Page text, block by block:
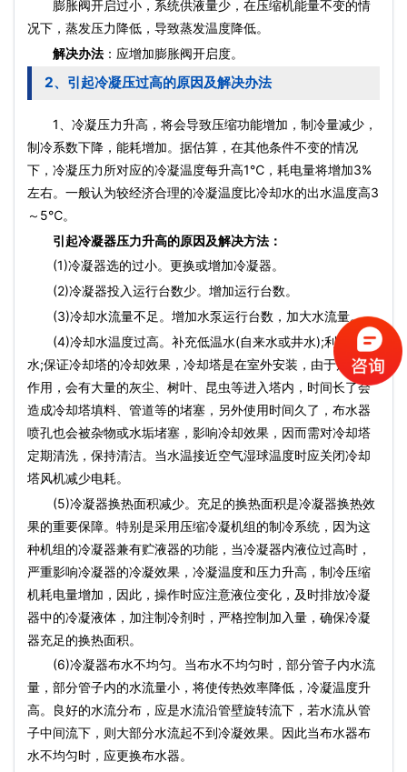
膨胀阀开启过小，系统供液量少，在压缩机能量不变的情
况下，蒸发压力降低，导致蒸发温度降低。
解决办法 ：应增加膨胀阀开启度。
2、引起冷凝压过高的原因及解决办法
1、冷凝压力升高，将会导致压缩功能增加，制冷量减少，
制冷系数下降，能耗增加。据估算，在其他条件不变的情况
下，冷凝压力所对应的冷凝温度每升高1℃，耗电量将增加3%
左右。一般认为较经济合理的冷凝温度比冷却水的出水温度高3
～5℃。
引起冷凝器压力升高的原因及解决方法：
(1)冷凝器选的过小。更换或增加冷凝器。
(2)冷凝器投入运行台数少。增加运行台数。
(3)冷却水流量不足。增加水泵运行台数，加大水流量。
(4)冷却水温度过高。补充低温水(自来水或井水);利用冲霜
水;保证冷却塔的冷却效果，冷却塔是在室外安装，由于风机的
作用，会有大量的灰尘、树叶、昆虫等进入塔内，时间长了会
造成冷却塔填料、管道等的堵塞，另外使用时间久了，布水器
喷孔也会被杂物或水垢堵塞，影响冷却效果，因而需对冷却塔
定期清洗，保持清洁。当水温接近空气湿球温度时应关闭冷却
塔风机减少电耗。
(5)冷凝器换热面积减少。充足的换热面积是冷凝器换热效
果的重要保障。特别是采用压缩冷凝机组的制冷系统，因为这
种机组的冷凝器兼有贮液器的功能，当冷凝器内液位过高时，
严重影响冷凝器的冷凝效果，冷凝温度和压力升高，制冷压缩
机耗电量增加，因此，操作时应注意液位变化，及时排放冷凝
器中的冷凝液体，加注制冷剂时，严格控制加入量，确保冷凝
器充足的换热面积。
(6)冷凝器布水不均匀。当布水不均匀时，部分管子内水流
量，部分管子内的水流量小，将使传热效率降低，冷凝温度升
高。良好的水流分布，应是水流沿管壁旋转流下，若水流从管
子中间流下，则大部分水流起不到冷凝效果。因此当布水器布
水不均匀时，应更换布水器。